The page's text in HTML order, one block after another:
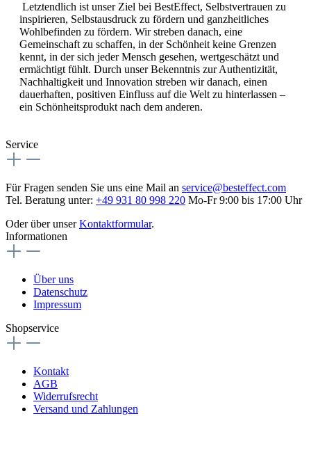
Letztendlich ist unser Ziel bei BestEffect, Selbstvertrauen zu
inspirieren, Selbstausdruck zu fördern und ganzheitliches
Wohlbefinden zu fördern. Wir streben danach, eine
Gemeinschaft zu schaffen, in der Schönheit keine Grenzen
kennt, in der sich jeder Mensch gesehen, wertgeschätzt und
ermächtigt fühlt. Durch unser Bekenntnis zur Authentizität,
Nachhaltigkeit und Innovation streben wir danach, einen
dauerhaften, positiven Einfluss auf die Welt zu hinterlassen –
ein Schönheitsprodukt nach dem anderen.
Service
Für Fragen senden Sie uns eine Mail an service@besteffect.com
Tel. Beratung unter: +49 931 80 998 220 Mo-Fr 9:00 bis 17:00 Uhr
Oder über unserKontaktformular.
Informationen
Über uns
Datenschutz
Impressum
Shopservice
Kontakt
AGB
Widerrufsrecht
Versand und Zahlungen